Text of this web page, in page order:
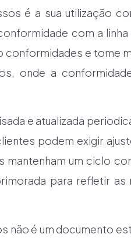
é a sua utilização
com a
conformidades e tome
onde a
e atualizada
podem exigir
um ciclo
para refletir as
não é um documento